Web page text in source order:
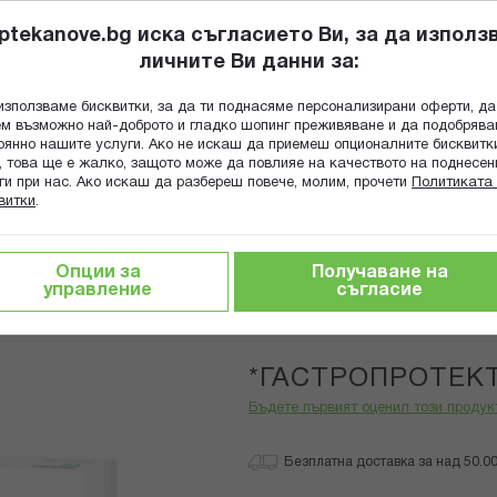
Търсене
ПОПИТАЙ
ГРИЖА ЗА МАЙКАТА И ДЕТЕТО ХРАНИТЕЛНИ ДОБАВКИ
Adipharm
Бъдете първият оценил този
Безплатна доставка за над
иска съгласието Ви, за да
личните Ви данни за:
бисквитки, за да ти поднасяме персонализирани оферти, да
възможно най-доброто и гладко шопинг преживяване и да
нашите услуги. Ако не искаш да приемеш опционалните
това ще е жалко, защото може да повлияе на качеството на
при нас. Ако искаш да разбереш повече, молим, прочети
Политиката
.
Опции за
управление
Получаване на
съгласие